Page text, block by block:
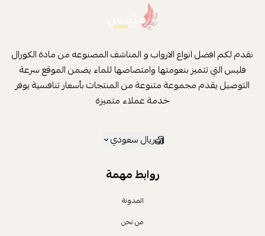
روابط مهمة
المدونة
من نحن
نقدم لكم افضل انواع الارواب و المناشف المصنوعه من مادة الكورال
فليس التي تتميز بنعومتها وامتصاصها للماء يضمن الموقع سرعة
التوصيل يقدم مجموعة متنوعة من المنتجات بأسعار تنافسية يوفر
خدمة عملاء متميزة
ريال سعودي